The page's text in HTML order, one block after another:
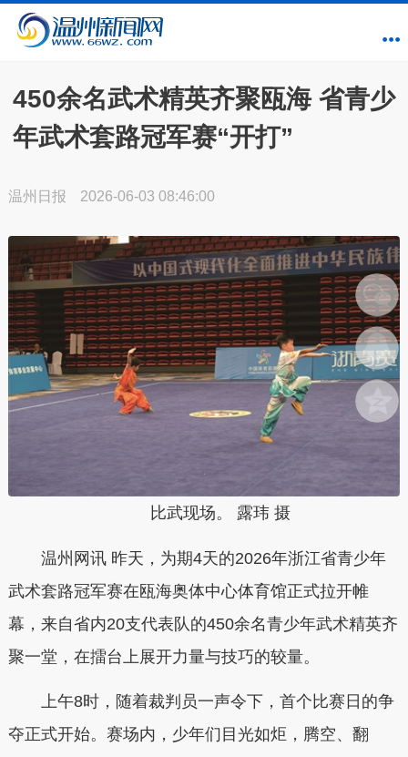
450余名武术精英齐聚瓯海 省青少
年武术套路冠军赛“开打”
温州日报 2026-06-03 08:46:00
比武现场。 露玮 摄
温州网讯 昨天，为期4天的2026年浙江省青少年
武术套路冠军赛在瓯海奥体中心体育馆正式拉开帷
幕，来自省内20支代表队的450余名青少年武术精英齐
聚一堂，在擂台上展开力量与技巧的较量。
上午8时，随着裁判员一声令下，首个比赛日的争
夺正式开始。赛场内，少年们目光如炬，腾空、翻